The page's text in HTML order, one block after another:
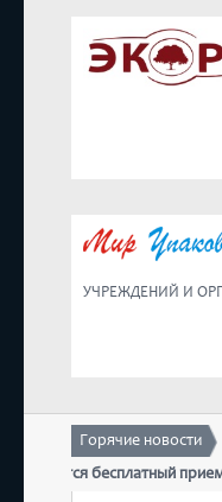
Предложения
УЧРЕЖДЕНИЙ И
Горячие новости
бесплатный прием